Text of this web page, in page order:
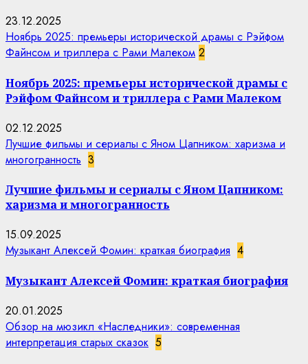
23.12.2025
Ноябрь 2025: премьеры исторической драмы с Рэйфом
Файнсом и триллера с Рами Малеком 2
Ноябрь 2025: премьеры исторической драмы с
Рэйфом Файнсом и триллера с Рами Малеком
02.12.2025
Лучшие фильмы и сериалы с Яном Цапником: харизма и
многогранность 3
Лучшие фильмы и сериалы с Яном Цапником:
харизма и многогранность
15.09.2025
Музыкант Алексей Фомин: краткая биография 4
Музыкант Алексей Фомин: краткая биография
20.01.2025
Обзор на мюзикл «Наследники»: современная
интерпретация старых сказок 5